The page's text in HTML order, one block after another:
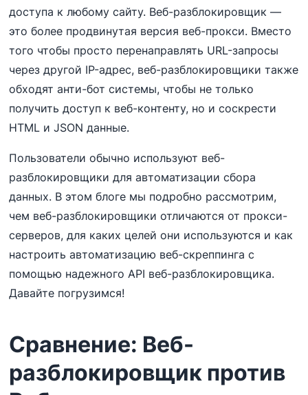
доступа к любому сайту. Веб-разблокировщик —
это более продвинутая версия веб-прокси. Вместо
того чтобы просто перенаправлять URL-запросы
через другой IP-адрес, веб-разблокировщики также
обходят анти-бот системы, чтобы не только
получить доступ к веб-контенту, но и соскрести
HTML и JSON данные.
Пользователи обычно используют веб-
разблокировщики для автоматизации сбора
данных. В этом блоге мы подробно рассмотрим,
чем веб-разблокировщики отличаются от прокси-
серверов, для каких целей они используются и как
настроить автоматизацию веб-скреппинга с
помощью надежного API веб-разблокировщика.
Давайте погрузимся!
Сравнение: Веб-
разблокировщик против